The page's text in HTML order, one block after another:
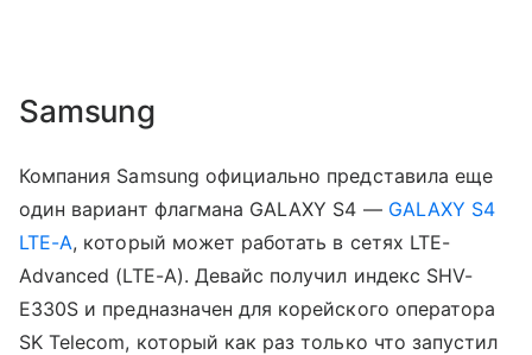
Samsung
Компания Samsung официально представила еще
один вариант флагмана GALAXY S4 — GALAXY S4
LTE-A, который может работать в сетях LTE-
Advanced (LTE-A). Девайс получил индекс SHV-
E330S и предназначен для корейского оператора
SK Telecom, который как раз только что запустил